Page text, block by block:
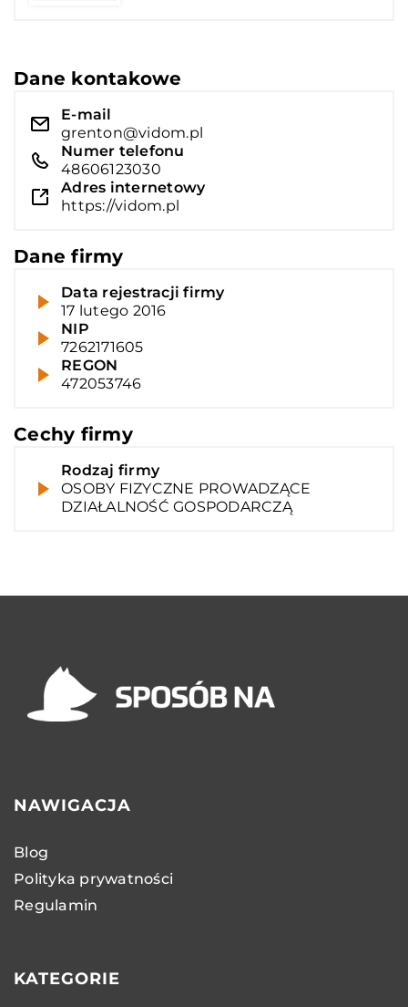
Dane kontakowe
E-mail
grenton@vidom.pl
Numer telefonu
48606123030
Adres internetowy
https://vidom.pl
Dane firmy
Data rejestracji firmy
17 lutego 2016
NIP
7262171605
REGON
472053746
Cechy firmy
Rodzaj firmy
OSOBY FIZYCZNE PROWADZĄCE
DZIAŁALNOŚĆ GOSPODARCZĄ
NAWIGACJA
Blog
Polityka prywatności
Regulamin
KATEGORIE